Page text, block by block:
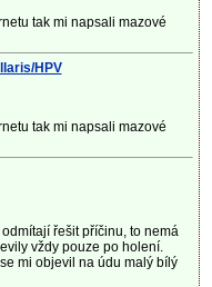
tak mi napsali mazové
HPV
tak mi napsali mazové
řešit příčinu, to nemá
vždy pouze po holení.
mi objevil na údu malý bílý